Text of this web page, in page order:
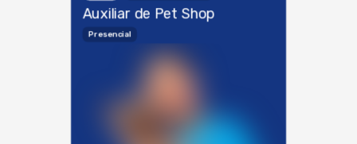
Auxiliar de Pet Shop
Presencial